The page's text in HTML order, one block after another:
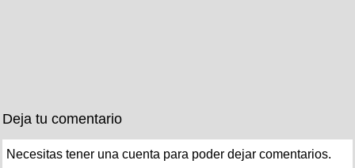
Deja tu comentario
Necesitas tener una cuenta para poder dejar comentarios.